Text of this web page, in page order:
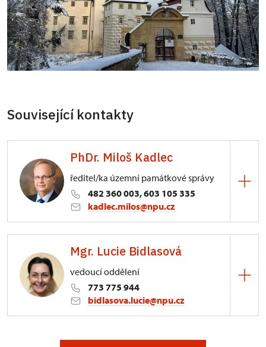
Související kontakty
PhDr. Miloš Kadlec
ředitel/ka územní památkové správy
482 360 003, 603 105 335
kadlec.milos@npu.cz
3/, Sychrov 3
Mgr. Lucie Bidlasová
vedoucí oddělení
773 775 944
bidlasova.lucie@npu.cz